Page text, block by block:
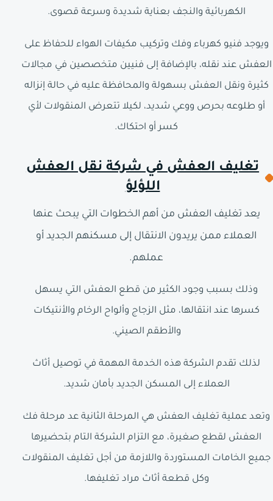
الكهربائية والنجف بعناية شديدة وسرعة قصوى.
ويوجد فنيو كهرباء وفك وتركيب مكيفات الهواء للحفاظ على
العفش عند نقله، بالإضافة إلى فنيين متخصصين في مجالات
كثيرة ونقل العفش بسهولة والمحافظة عليه في حالة إنزاله
أو طلوعه بحرص ووعي شديد، لكيلا تتعرض المنقولات لأي
كسر أو احتكاك.
تغليف العفش في شركة نقل العفش
اللؤلؤ
يعد تغليف العفش من أهم الخطوات التي يبحث عنها
العملاء ممن يريدون الانتقال إلى مسكنهم الجديد أو
عملهم.
وذلك بسبب وجود الكثير من قطع العفش التي يسهل
كسرها عند انتقالها، مثل الزجاج وألواح الرخام والأنتيكات
والأطقم الصيني.
لذلك تقدم الشركة هذه الخدمة المهمة في توصيل أثاث
العملاء إلى المسكن الجديد بأمان شديد.
وتعد عملية تغليف العفش هي المرحلة الثانية عد مرحلة فك
العفش لقطع صغيرة، مع التزام الشركة التام بتحضيرها
جميع الخامات المستوردة واللازمة من أجل تغليف المنقولات
وكل قطعة أثاث مراد تغليفها.